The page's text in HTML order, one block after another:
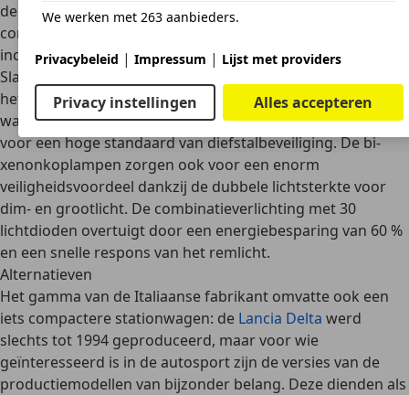
de zijruiten te bedekken. De grote hoofdsteunen in
combinatie met de automatische driepuntsgordels
inclusief gordelspanners zorgen voor een veilige zitpositie.
Slagvaste ruiten en een deadlock-systeem dat alle
hefboomsystemen van de portiersloten deactiveert,
waardoor het onmogelijk wordt ze open te breken, zorgen
voor eenhoge standaard van diefstalbeveiliging. De bi-
xenonkoplampen zorgen ook voor een enorm
veiligheidsvoordeel dankzij de dubbele lichtsterkte voor
dim- en grootlicht. De combinatieverlichting met 30
lichtdioden overtuigt door een energiebesparing van 60 %
en een snelle respons van het remlicht.
Alternatieven
Het gamma van de Italiaanse fabrikant omvatte ook een
iets compactere stationwagen: de Lancia Delta werd
slechts tot 1994 geproduceerd, maar voor wie
geïnteresseerd is in de autosport zijn de versies van de
productiemodellen van bijzonder belang. Deze dienden als
We werken met 263 aanbieders.
Privacybeleid | Impressum | Lijst met providers
Privacy instellingen Alles accepteren